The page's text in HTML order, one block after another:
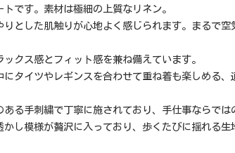
です。素材は極細の上質なリネン。
とした肌触りが心地よく感じられます。まるで
クス感とフィット感を兼ね備えています。
タイツやレギンスを合わせて重ね着も楽しめる
る手刺繍で丁寧に施されており、手仕事ならで
し模様が贅沢に入っており、歩くたびに揺れる